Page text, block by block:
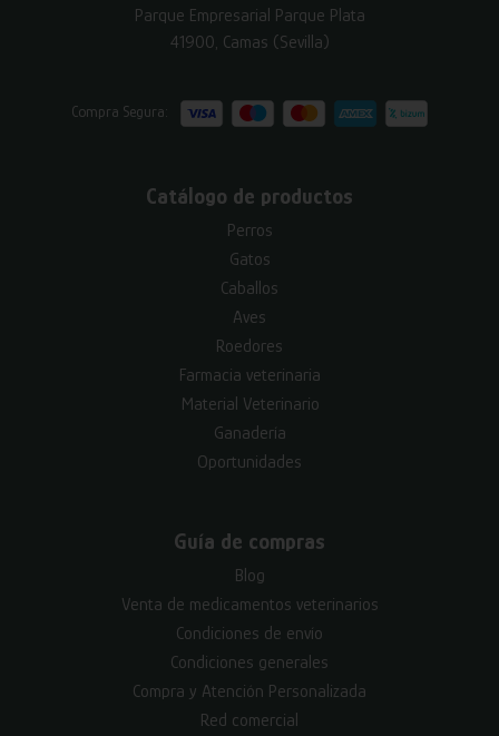
Parque Empresarial Parque Plata
41900, Camas (Sevilla)
Compra Segura:
Catálogo de productos
Perros
Gatos
Caballos
Aves
Roedores
Farmacia veterinaria
Material Veterinario
Ganadería
Oportunidades
Guía de compras
Blog
Venta de medicamentos veterinarios
Condiciones de envío
Condiciones generales
Compra y Atención Personalizada
Red comercial